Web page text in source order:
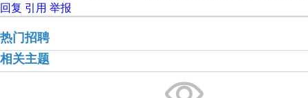
回复 引用 举报
热门招聘
相关主题